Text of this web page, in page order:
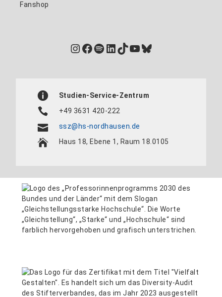
Fanshop
Instagram
Facebook
Spotify
LinkedIn
TikTok
YouTube
Bluesky
Studien-Service-Zentrum
+49 3631 420-222
ssz@hs-nordhausen.de
Haus 18, Ebene 1, Raum 18.0105